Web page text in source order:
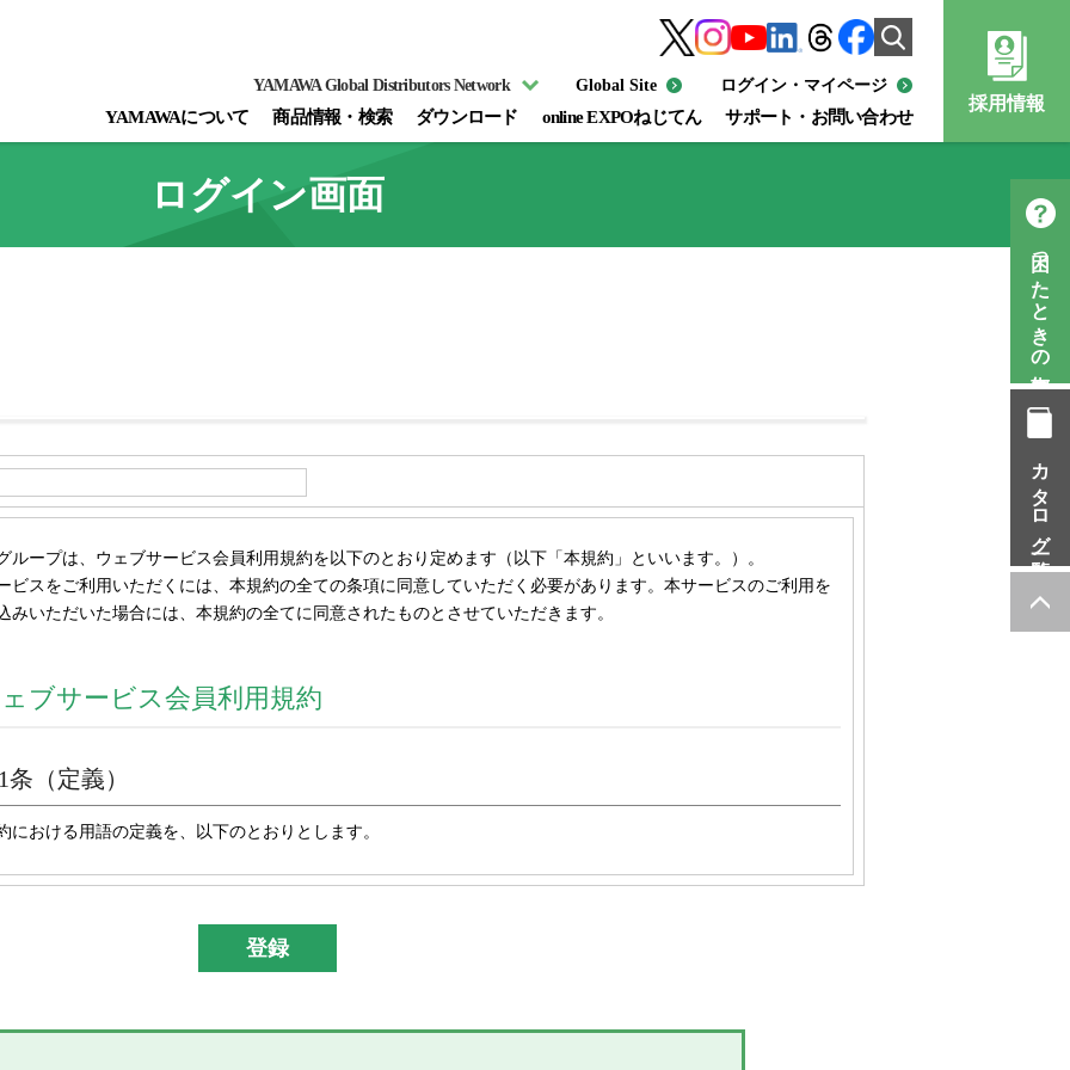
YAMAWAについて 商品情報・検索 ダウンロード online EXPOねじてん サポート・お問い合わせ
YAMAWA Global Distributors Network Global Site ログイン・マイページ
採用情報
ログイン画面
ループは、ウェブサービス会員利用規約を以下のとおり定めます（以下「本規約」といいます。）。
ビスをご利用いただくには、本規約の全ての条項に同意していただく必要があります。本サービスのご利用を
みいただいた場合には、本規約の全てに同意されたものとさせていただきます。
ブサービス会員利用規約
条（定義）
における用語の定義を、以下のとおりとします。
「当社グループ」とは、株式会社彌満和製作所及び彌満和グループ各社（株式会社やまわエンジニ
份有限公司及びYAMAWA EUROPE S.p.A.）の総体又はその各々を意味します。
困ったときの知恵袋
カタログ一覧